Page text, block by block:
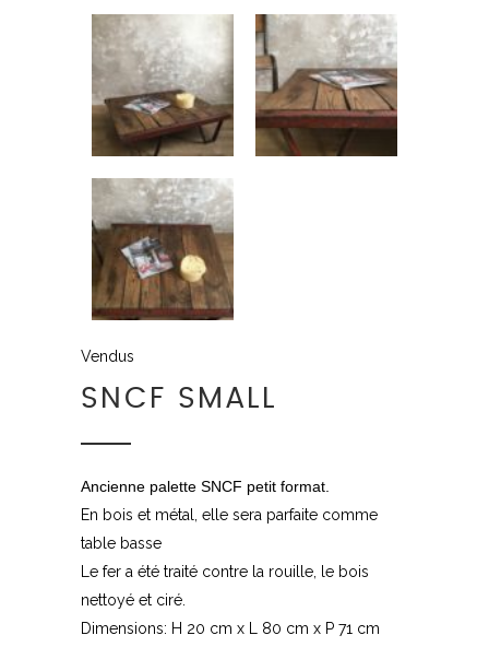
Vendus
SNCF SMALL
Ancienne palette SNCF petit format.
En bois et métal, elle sera parfaite comme
table basse
Le fer a été traité contre la rouille, le bois
nettoyé et ciré.
Dimensions: H 20 cm x L 80 cm x P 71 cm